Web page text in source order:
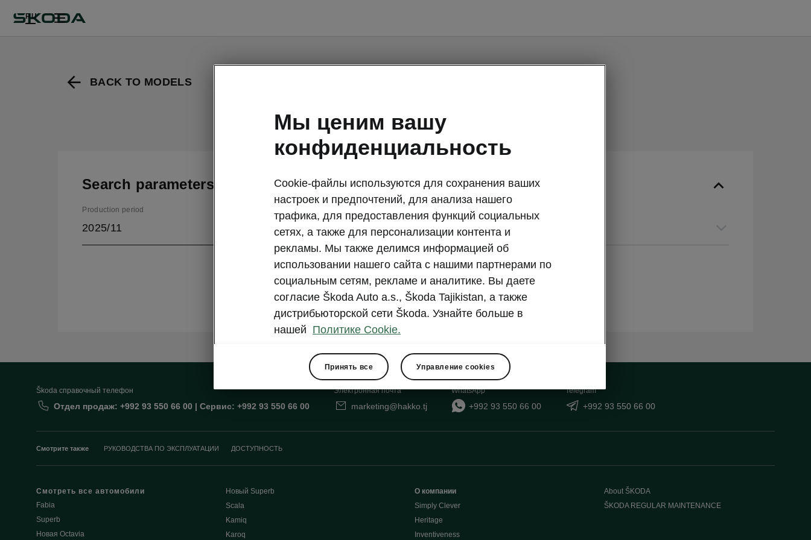
RU
BACK TO MODELS
Superb - Manuals
Search parameters
Production period
2025/11 Market
Show
Škoda cправочный телефон
Отдел продаж: +992 93 550 66 00 | Сервис: +992 93 550 66 00
Электронная почта
marketing@hakko.tj
WhatsApp
+992 93 550 66 00
Telegram
+992 93 550 66 00
Смотрите также РУКОВОДСТВА ПО ЭКСПЛУАТАЦИИ ДОСТУПНОСТЬ
Смотреть все автомобили
Fabia
Superb
Новая Octavia
Новый Superb
Scala
Kamiq
Karoq
О компании
Simply Clever
Heritage
Inventiveness
About ŠKODA
ŠKODA REGULAR MAINTENANCE
Мы ценим вашу
конфиденциальность
Cookie-файлы используются для сохранения ваших
настроек и предпочтений, для анализа нашего
трафика, для предоставления функций социальных
сетях, а также для персонализации контента и
рекламы. Мы также делимся информацией об
использовании нашего сайта с нашими партнерами по
социальным сетям, рекламе и аналитике. Вы даете
согласие Škoda Auto a.s., Škoda Tajikistan, а также
дистрибьюторской сети Škoda. Узнайте больше в
нашей Политике Cookie.
Принять все Управление cookies